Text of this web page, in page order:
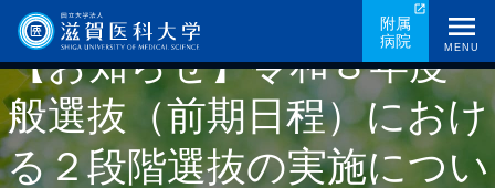
ン
コ
ン
テ
附属
病院
MENU
【お知らせ】令和８年度一
般選抜（前期日程）におけ
る２段階選抜の実施につい